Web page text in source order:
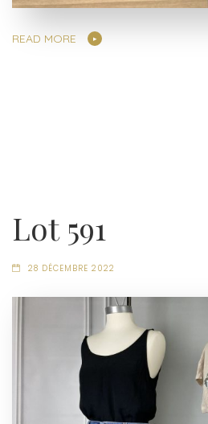
READ MORE
Lot 591
28 DÉCEMBRE 2022